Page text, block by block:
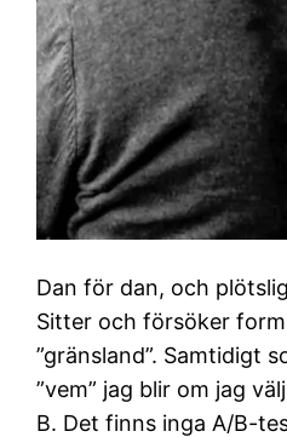
Dan för dan, och
Sitter och försöker
”gränsland”. Samtidigt
”vem” jag blir om jag
B. Det finns inga A/B-